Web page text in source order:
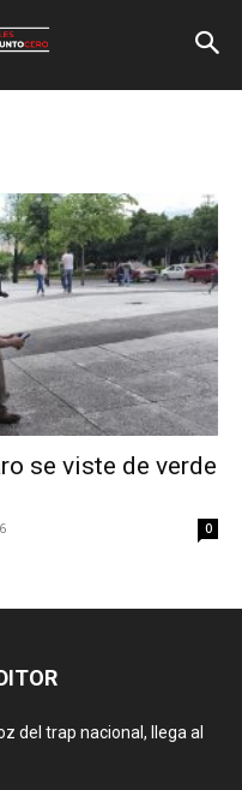
se viste de verde
0
del trap nacional, llega al